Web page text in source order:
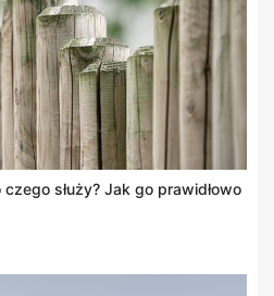
służy? Jak go prawidłowo